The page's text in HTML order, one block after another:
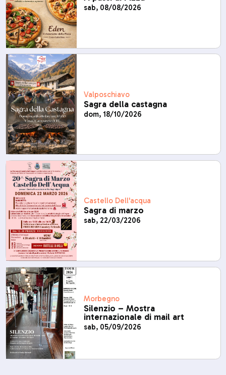
sab, 08/08/2026
Valposchiavo
Sagra della castagna
dom, 18/10/2026
Castello Dell'acqua
Sagra di marzo
sab, 22/03/2206
Morbegno
Silenzio – Mostra
internazionale di mail art
sab, 05/09/2026